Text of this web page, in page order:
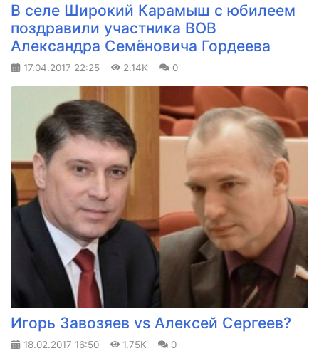
В селе Широкий Карамыш с юбилеем
поздравили участника ВОВ
Александра Семёновича Гордеева
17.04.2017 22:25 2.14K 0
Игорь Завозяев vs Алексей Сергеев?
18.02.2017 16:50 1.75K 0